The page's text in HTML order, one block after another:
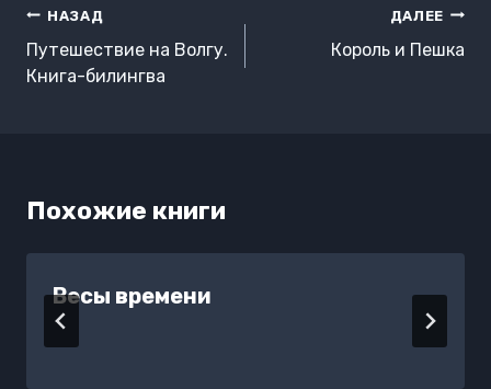
Навигация
по
записям
НАЗАД
Путешествие на Волгу.
Книга-билингва
ДАЛЕЕ
Король и Пешка
Похожие книги
Весы времени